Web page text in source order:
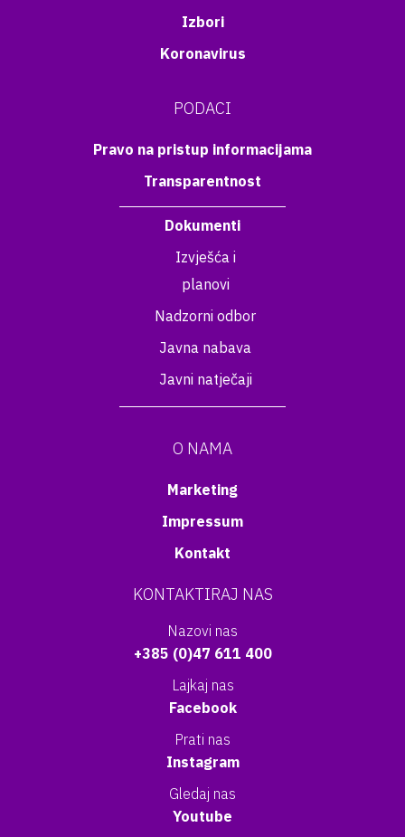
Izbori
Koronavirus
PODACI
Pravo na pristup informacijama
Transparentnost
Dokumenti
Izvješća i
planovi
Nadzorni odbor
Javna nabava
Javni natječaji
O NAMA
Marketing
Impressum
Kontakt
KONTAKTIRAJ NAS
Nazovi nas
+385 (0)47 611 400
Lajkaj nas
Facebook
Prati nas
Instagram
Gledaj nas
Youtube